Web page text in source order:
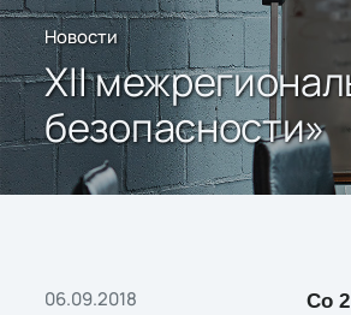
Новости
XII
безопасности»
06.09.2018
Cо